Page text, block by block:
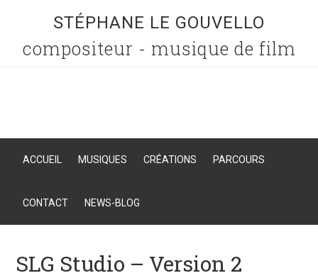
STÉPHANE LE GOUVELLO
compositeur - musique de film
ACCUEIL MUSIQUES CRÉATIONS PARCOURS
CONTACT NEWS-BLOG
SLG Studio – Version 2